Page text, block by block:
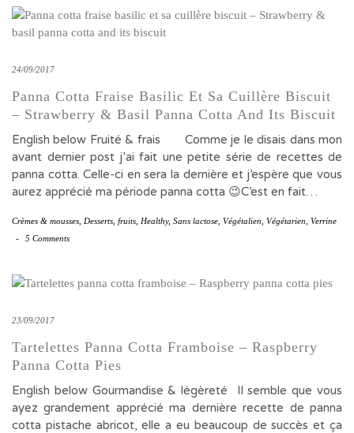
24/09/2017
Panna Cotta Fraise Basilic Et Sa Cuillère Biscuit
– Strawberry & Basil Panna Cotta And Its Biscuit
English below Fruité & frais Comme je le disais dans mon
avant dernier post j’ai fait une petite série de recettes de
panna cotta. Celle-ci en sera la dernière et j’espère que vous
aurez apprécié ma période panna cotta 😉C’est en fait…
Crèmes & mousses Desserts fruits Healthy, Sans lactose Végétalien Végétarien Verrine
-
5 Comments
23/09/2017
Tartelettes Panna Cotta Framboise – Raspberry
Panna Cotta Pies
English below Gourmandise & légèreté Il semble que vous
ayez grandement apprécié ma dernière recette de panna
cotta pistache abricot, elle a eu beaucoup de succès et ça